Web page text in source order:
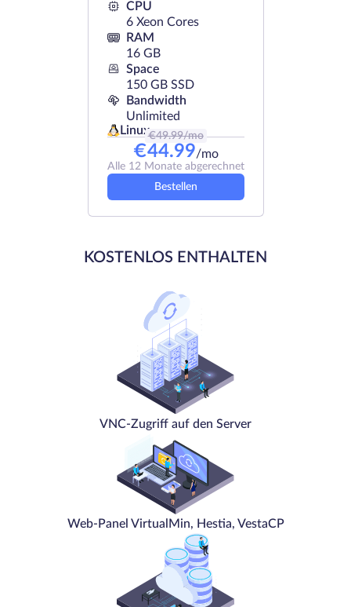
CPU
6 Xeon Cores
RAM
16 GB
Space
150 GB SSD
Bandwidth
Unlimited
Linux€49.99/mo
€44.99/mo
Alle 12 Monate abgerechnet
Bestellen
KOSTENLOS ENTHALTEN
VNC-Zugriff auf den Server
Web-Panel VirtualMin, Hestia, VestaCP